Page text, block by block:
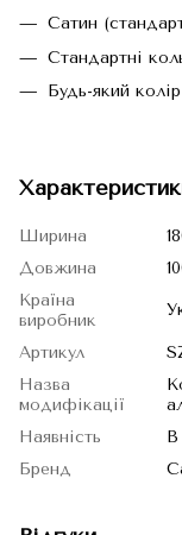
Сатин
Стандартні
Будь-який
Ширина
Довжина
Країна
виробник
Артикул
Назва
модифікації
Наявність
В
Бренд